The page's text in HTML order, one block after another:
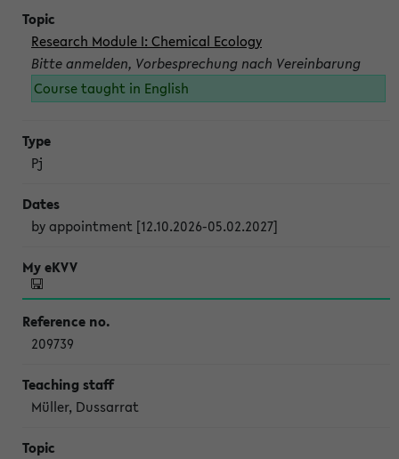
Research Module I: Chemical Ecology
Bitte anmelden, Vorbesprechung nach Vereinbarung
Course taught in English
Pj
by appointment [12.10.2026-05.02.2027]
209739
Müller, Dussarrat